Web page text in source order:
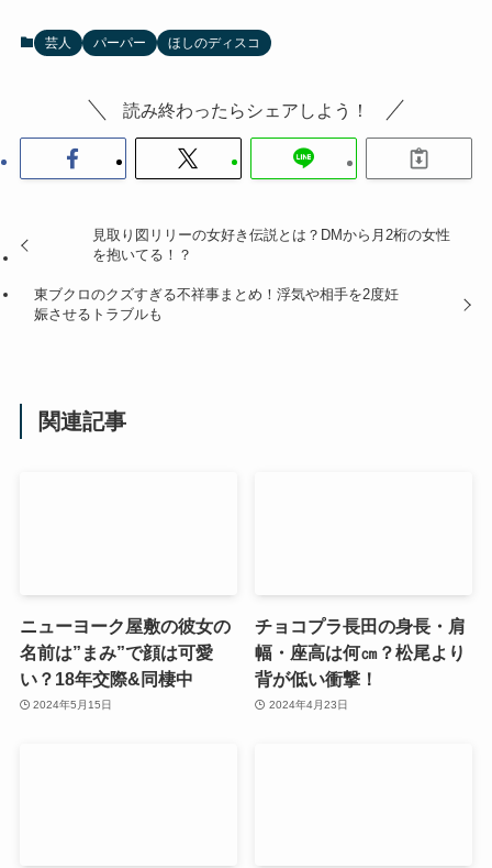
芸人 パーパー ほしのディスコ
読み終わったらシェアしよう！
見取り図リリーの女好き伝説とは？DMから月2桁の女性
を抱いてる！？
東ブクロのクズすぎる不祥事まとめ！浮気や相手を2度妊
娠させるトラブルも
関連記事
ニューヨーク屋敷の彼女の
名前は”まみ”で顔は可愛
い？18年交際&同棲中
2024年5月15日
チョコプラ長田の身長・肩
幅・座高は何㎝？松尾より
背が低い衝撃！
2024年4月23日